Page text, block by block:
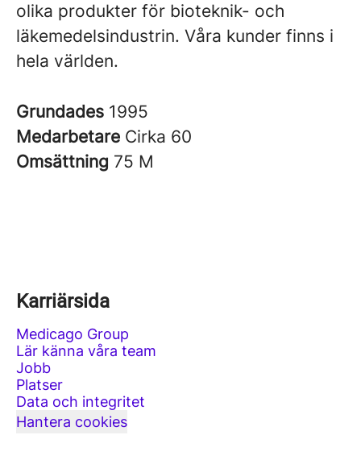
olika produkter för bioteknik- och
läkemedelsindustrin. Våra kunder finns i
hela världen.
Grundades 1995
Medarbetare Cirka 60
Omsättning 75 M
Karriärsida
Medicago Group
Lär känna våra team
Jobb
Platser
Data och integritet
Hantera cookies